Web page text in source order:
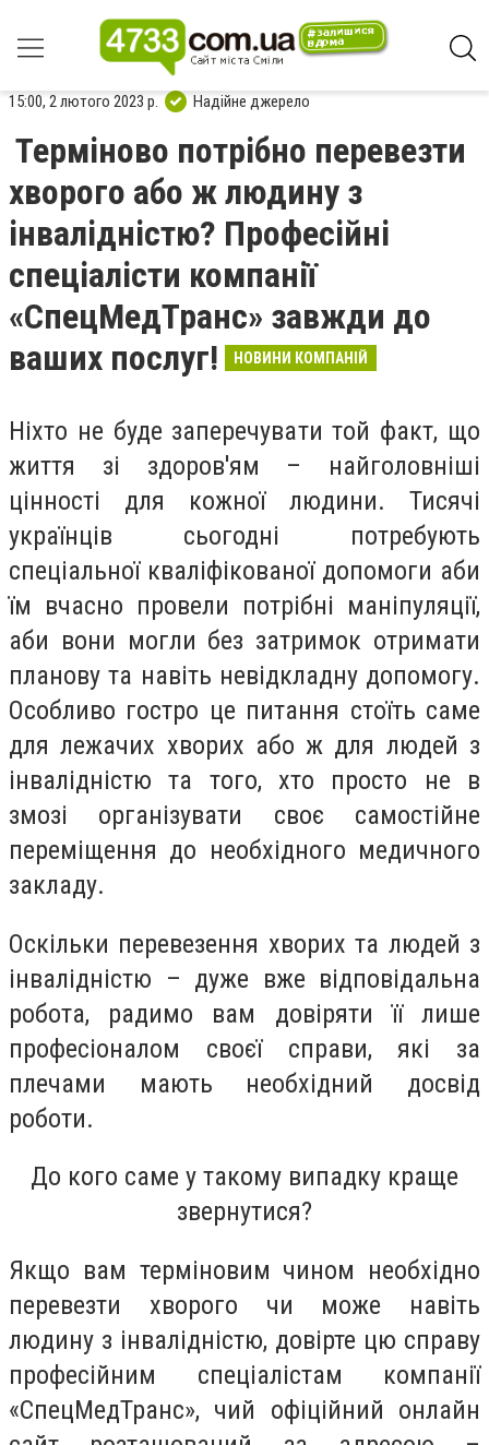
15:00, 2 лютого 2023 р. Надійне джерело
Терміново потрібно перевезти
хворого або ж людину з
інвалідністю? Професійні
спеціалісти компанії
«СпецМедТранс» завжди до
ваших послуг!
НОВИНИ КОМПАНІЙ
Ніхто не буде заперечувати той факт, що
життя зі здоров'ям – найголовніші
цінності для кожної людини. Тисячі
українців сьогодні потребують
спеціальної кваліфікованої допомоги аби
їм вчасно провели потрібні маніпуляції,
аби вони могли без затримок отримати
планову та навіть невідкладну допомогу.
Особливо гостро це питання стоїть саме
для лежачих хворих або ж для людей з
інвалідністю та того, хто просто не в
змозі організувати своє самостійне
переміщення до необхідного медичного
закладу.
Оскільки перевезення хворих та людей з
інвалідністю – дуже вже відповідальна
робота, радимо вам довіряти її лише
професіоналом своєї справи, які за
плечами мають необхідний досвід
роботи.
До кого саме у такому випадку краще
звернутися?
Якщо вам терміновим чином необхідно
перевезти хворого чи може навіть
людину з інвалідністю, довірте цю справу
професійним спеціалістам компанії
«СпецМедТранс», чий офіційний онлайн